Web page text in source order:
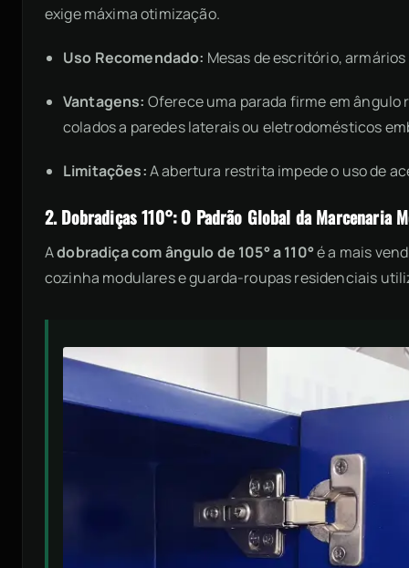
exige máxima otimização.
Uso Recomendado: Mesas de escritório,
Vantagens: Oferece uma parada firme em ângulo
colados a paredes laterais ou eletrodomésticos
Limitações:A abertura restrita impede o uso de
2. Dobradiças 110°: O Padrão Global da Marcenaria
Adobradiça com ângulo de 105° a 110°é a mais
cozinha modulares e guarda-roupas residenciais